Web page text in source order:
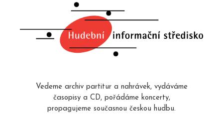
Vedeme archiv partitur a nahrávek, vydáváme
časopisy a CD, pořádáme koncerty,
propagujeme současnou českou hudbu.